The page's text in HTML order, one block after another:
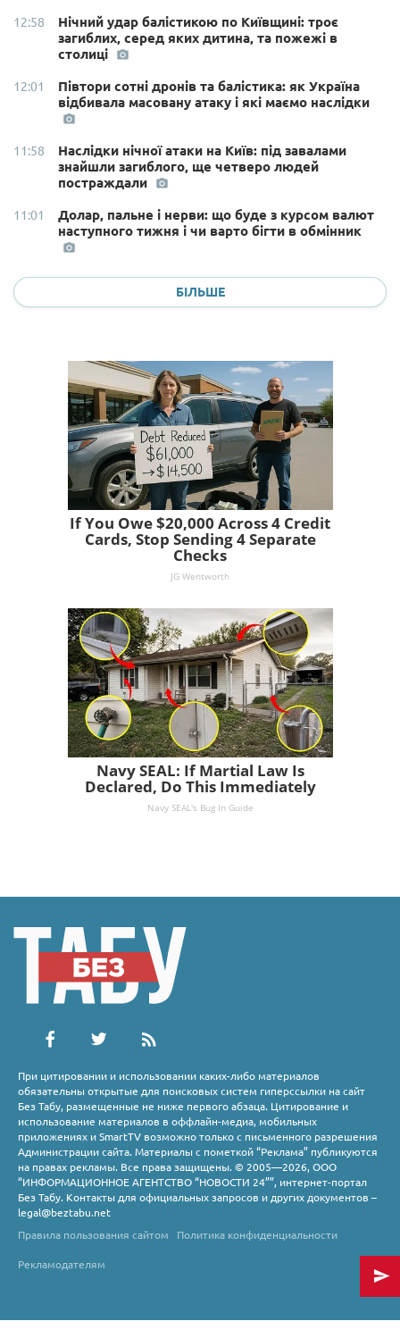
12:58
Нічний удар балістикою по Київщині: троє
загиблих, серед яких дитина, та пожежі в
столиці
12:01
Півтори сотні дронів та балістика: як Україна
відбивала масовану атаку і які маємо наслідки
11:58
Наслідки нічної атаки на Київ: під завалами
знайшли загиблого, ще четверо людей
постраждали
11:01
Долар, пальне і нерви: що буде з курсом валют
наступного тижня і чи варто бігти в обмінник
БІЛЬШЕ
If You Owe $20,000 Across 4 Credit
Cards, Stop Sending 4 Separate
Checks
JG Wentworth
Navy SEAL: If Martial Law Is
Declared, Do This Immediately
Navy SEAL's Bug In Guide
При цитировании и использовании каких-либо материалов
обязательны открытые для поисковых систем гиперссылки на сайт
Без Табу, размещенные не ниже первого абзаца. Цитирование и
использование материалов в оффлайн-медиа, мобильных
приложениях и SmartTV возможно только с письменного разрешения
Администрации сайта. Материалы с пометкой “Реклама” публикуются
на правах рекламы. Все права защищены. © 2005—2026, ООО
“ИНФОРМАЦИОННОЕ АГЕНТСТВО “НОВОСТИ 24””, интернет-портал
Без Табу. Контакты для официальных запросов и других документов –
legal@beztabu.net
Правила пользования сайтом
Политика конфиденциальности
Рекламодателям